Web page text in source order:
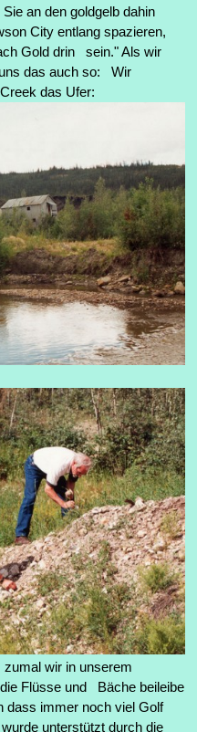
an den goldgelb dahin
City entlang spazieren,
Gold drin sein." Als wir
das auch so: Wir
das Ufer:
wir in unserem
Flüsse und Bäche beileibe
dass immer noch viel Golf
unterstützt durch die